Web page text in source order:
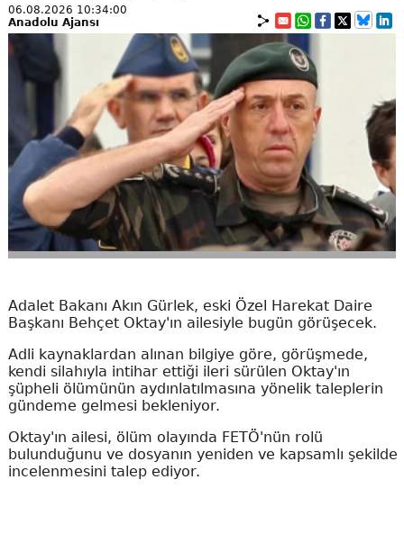
06.08.2026 10:34:00
Anadolu Ajansı
Adalet Bakanı Akın Gürlek, eski Özel Harekat Daire
Başkanı Behçet Oktay'ın ailesiyle bugün görüşecek.
Adli kaynaklardan alınan bilgiye göre, görüşmede,
kendi silahıyla intihar ettiği ileri sürülen Oktay'ın
şüpheli ölümünün aydınlatılmasına yönelik taleplerin
gündeme gelmesi bekleniyor.
Oktay'ın ailesi, ölüm olayında FETÖ'nün rolü
bulunduğunu ve dosyanın yeniden ve kapsamlı şekilde
incelenmesini talep ediyor.